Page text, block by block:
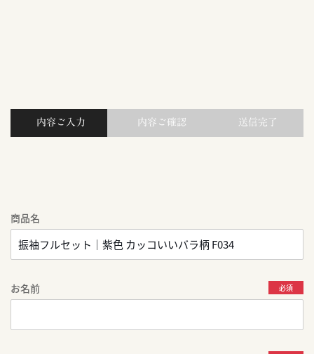
内容ご入力 内容ご確認 送信完了
商品名
お名前 必須